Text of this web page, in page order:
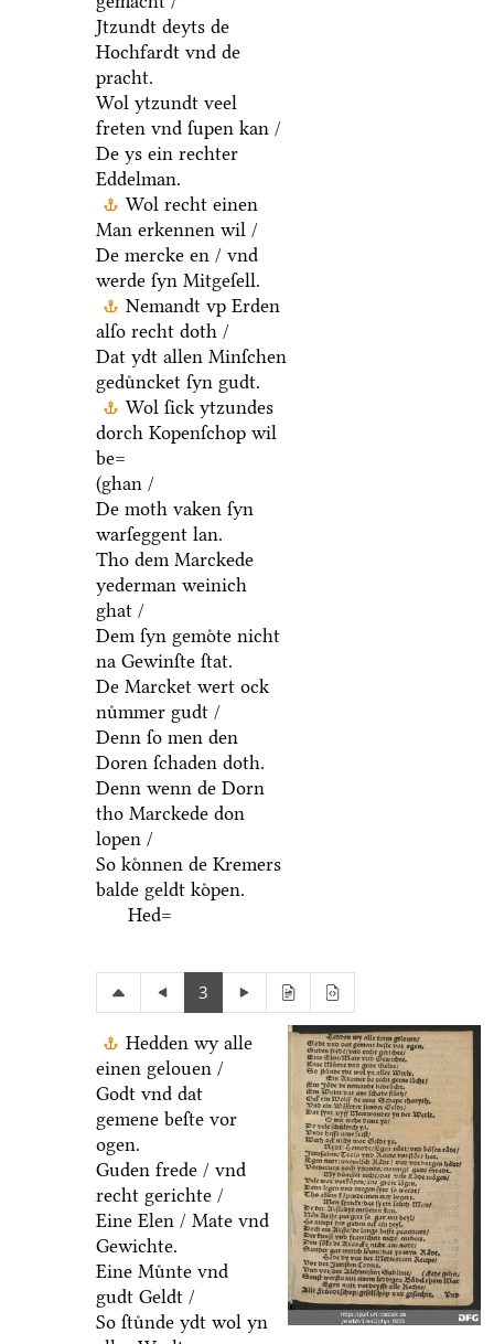
Jtzundt deyts de
Hochfardt vnd de
pracht.
Wol ytzundt veel
freten vnd ſupen kan /
De ys ein rechter
Eddelman.
Wol recht einen
Man erkennen wil /
De mercke en / vnd
werde ſyn Mitgeſell.
Nemandt vp Erden
alſo recht doth /
Dat ydt allen Minſchen
geduͤncket ſyn gudt.
Wol ſick ytzundes
dorch Kopenſchop wil
be=
(ghan /
De moth vaken ſyn
warſeggent lan.
Tho dem Marckede
yederman weinich
ghat /
Dem ſyn gemoͤte nicht
na Gewinſte ſtat.
De Marcket wert ock
nuͤmmer gudt /
Denn ſo men den
Doren ſchaden doth.
Denn wenn de Dorn
tho Marckede don
lopen /
So koͤnnen de Kremers
balde geldt koͤpen.
Hed=
3
Hedden wy alle
einen gelouen /
Godt vnd dat
gemene beſte vor
ogen.
Guden frede / vnd
recht gerichte /
Eine Elen / Mate vnd
Gewichte.
Eine Muͤnte vnd
gudt Geldt /
So ſtuͤnde ydt wol yn